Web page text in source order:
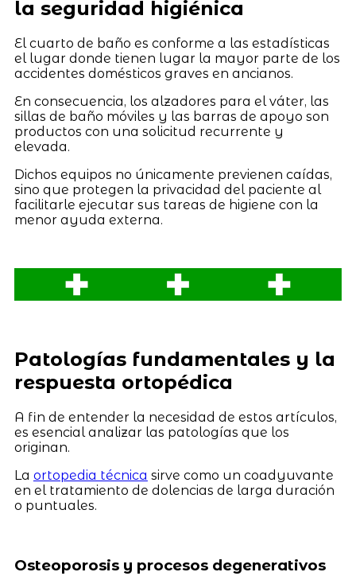
la seguridad higiénica
El cuarto de baño es conforme a las estadísticas
el lugar donde tienen lugar la mayor parte de los
accidentes domésticos graves en ancianos.
En consecuencia, los alzadores para el váter, las
sillas de baño móviles y las barras de apoyo son
productos con una solicitud recurrente y
elevada.
Dichos equipos no únicamente previenen caídas,
sino que protegen la privacidad del paciente al
facilitarle ejecutar sus tareas de higiene con la
menor ayuda externa.
Patologías fundamentales y la
respuesta ortopédica
A fin de entender la necesidad de estos artículos,
es esencial analizar las patologías que los
originan.
La ortopedia técnica sirve como un coadyuvante
en el tratamiento de dolencias de larga duración
o puntuales.
Osteoporosis y procesos degenerativos